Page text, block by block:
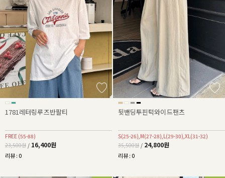
1781레터링루즈반팔티
FREE (55-88)
23,500원 / 16,400원
리뷰 : 0
뒷밴딩투핀턱와이드팬츠
S(25-26),M(27-28),L(29-30),XL(31-32)
35,500원 / 24,800원
리뷰 : 0